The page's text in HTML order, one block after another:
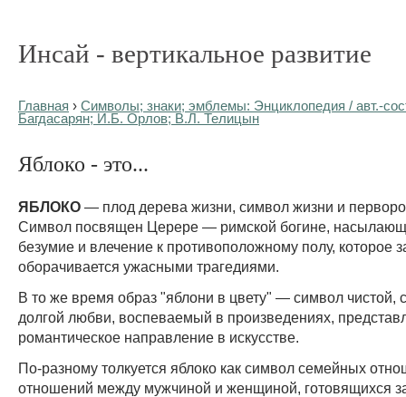
Инсай - вертикальное развитие
Главная › Символы; знаки; эмблемы: Энциклопедия / авт.-
Багдасарян; И.Б. Орлов; В.Л. Телицын
Яблоко - это...
ЯБЛОКО — плод дерева жизни, символ жизни и
Символ посвящен Церере — римской богине,
безумие и влечение к противоположному полу, которое
оборачивается ужасными трагедиями.
В то же время образ "яблони в цвету" — символ чистой,
долгой любви, воспеваемый в произведениях,
романтическое направление в искусстве.
По-разному толкуется яблоко как символ семейных
отношений между мужчиной и женщиной, готовящихся